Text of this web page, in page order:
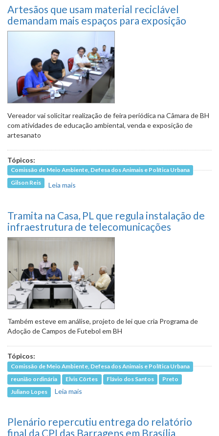
Artesãos que usam material reciclável
demandam mais espaços para exposição
Vereador vai solicitar realização de feira periódica na Câmara de BH
com atividades de educação ambiental, venda e exposição de
artesanato
Tópicos:
Comissão de Meio Ambiente, Defesa dos Animais e Política Urbana
Gilson Reis
Leia mais
Tramita na Casa, PL que regula instalação de
infraestrutura de telecomunicações
Também esteve em análise, projeto de lei que cria Programa de
Adoção de Campos de Futebol em BH
Tópicos:
Comissão de Meio Ambiente, Defesa dos Animais e Política Urbana
reunião ordinária
Elvis Côrtes Flávio dos Santos
Preto
Juliano Lopes
Leia mais
Plenário repercutiu entrega do relatório
final da CPI das Barragens em Brasília